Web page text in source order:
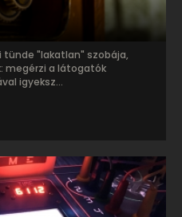
tünde "lakatlan" szobája,
megérzi a látogatók
igyeksz...